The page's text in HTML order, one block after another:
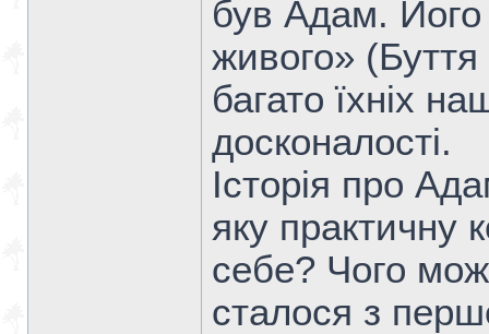
був Адам.
живого»
багато їхніх
досконалості.
Історія про
яку практичну
себе? Чого
сталося з